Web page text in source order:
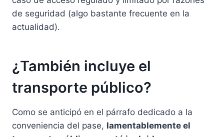
de seguridad (algo bastante frecuente en la
actualidad).
¿También incluye el
transporte público?
Como se anticipó en el párrafo dedicado a la
conveniencia del pase, lamentablemente el